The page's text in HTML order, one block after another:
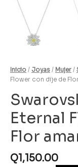
Inicio / Joyas / Mujer /
Flower con dije de
Eternal
Flor
Q1,150.00